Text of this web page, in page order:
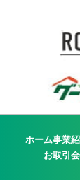
ホーム事業
お取引